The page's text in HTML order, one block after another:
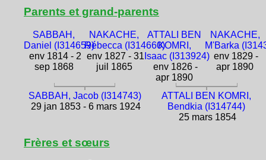
Parents et grand-parents
SABBAH,
Daniel (I314659)
env 1814 - 2
sep 1868
NAKACHE,
Rébecca (I314660)
env 1827 - 31
juil 1865
ATTALI BEN
KOMRI,
Isaac (I313924)
env 1826 -
apr 1890
NAKACHE,
M'Barka
env 1829 -
apr 1890
SABBAH, Jacob (I314743)
29 jan 1853 - 6 mars 1924
ATTALI BEN KOMRI,
Bendkia (I314744)
25 mars 1854
Frères et sœurs